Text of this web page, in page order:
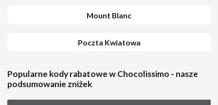
Mount Blanc
Poczta Kwiatowa
Popularne kody rabatowe w Chocolissimo - nasze
podsumowanie zniżek